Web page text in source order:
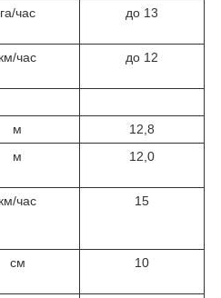
га/час до 13
км/час до 12
м
12,8
м 12,0
км/час 15
см 10